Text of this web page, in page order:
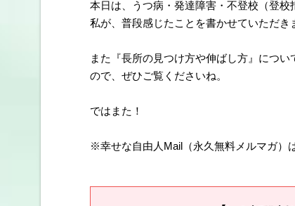
本日は、うつ病・発達障害・不登校（登
私が、普段感じたことを書かせていただき
また『長所の見つけ方や伸ばし方』につ
ので、ぜひご覧くださいね。
ではまた！
※幸せな自由人Mail（永久無料メルマガ）